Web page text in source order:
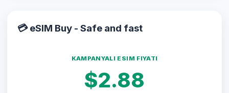
💳 eSIM Buy - Safe and fast
KAMPANYALI ESIM FIYATI
$2.88